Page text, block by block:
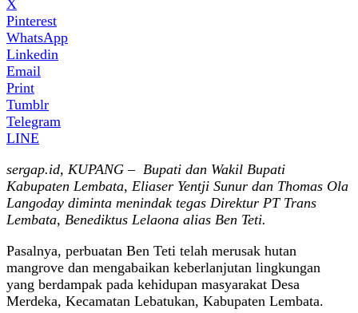
X
Pinterest
WhatsApp
Linkedin
Email
Print
Tumblr
Telegram
LINE
sergap.id, KUPANG – Bupati dan Wakil Bupati
Kabupaten Lembata, Eliaser Yentji Sunur dan Thomas Ola
Langoday diminta menindak tegas Direktur PT Trans
Lembata, Benediktus Lelaona alias Ben Teti.
Pasalnya, perbuatan Ben Teti telah merusak hutan
mangrove dan mengabaikan keberlanjutan lingkungan
yang berdampak pada kehidupan masyarakat Desa
Merdeka, Kecamatan Lebatukan, Kabupaten Lembata.